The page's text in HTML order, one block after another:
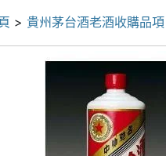
> 貴州茅台酒老酒收購品項